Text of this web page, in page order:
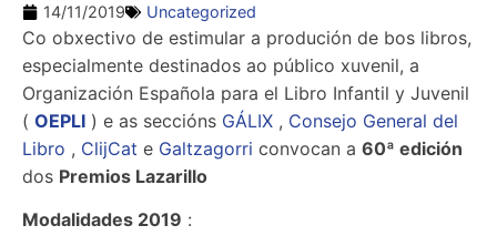
14/11/2019 Uncategorized
Co obxectivo de estimular a produción de bos libros,
especialmente destinados ao público xuvenil, a
Organización Española para el Libro Infantil y Juvenil
( OEPLI ) e as seccións GÁLIX , Consejo General del
Libro , ClijCat e Galtzagorri convocan a 60ª edición
dos Premios Lazarillo
Modalidades 2019 :